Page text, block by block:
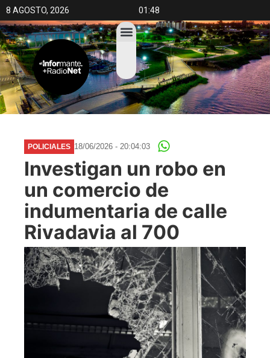
8 AGOSTO, 2026 01:48
POLICIALES 18/06/2026 - 20:04:03
Investigan un robo en
un comercio de
indumentaria de calle
Rivadavia al 700